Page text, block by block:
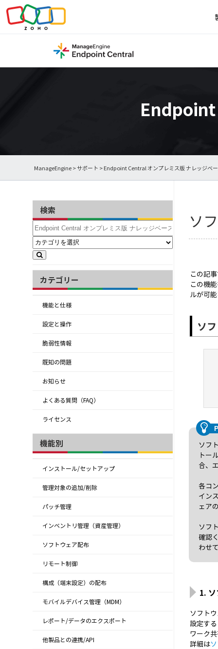
Endpoint
ManageEngine>サポート >Endpoint Central オンプレミス版 ナレッジベ
検索
カテゴリー
機能と仕様
設定と操作
脆弱性情報
既知の問題
お知らせ
よくある質問（FAQ）
ライセンス
機能別
インストール/セットアップ
管理対象の追加/削除
パッチ管理
インベントリ管理（資産管理）
ソフトウェア配布
リモート制御
構成（端末設定）の配布
モバイルデバイス管理（MDM）
レポート/データのエクスポート
他製品との連携/API
ソ
この記
この機
ルが可
ソ
ソフ
トー
合、
各コ
イン
ェア
ソフ
確認
わせ
1.
ソフト
設定す
ワーク
詳細は